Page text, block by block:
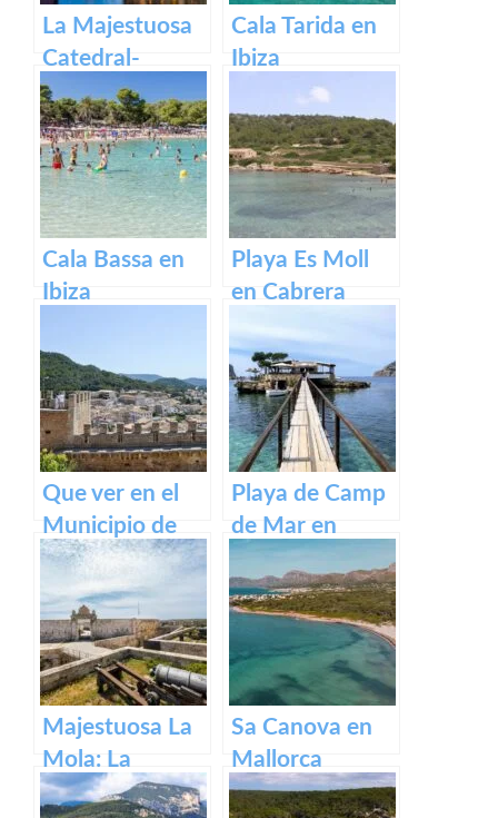
La Majestuosa
Catedral-
Basílica de
Santa María en
Mallorca.
Cala Tarida en
Ibiza
Cala Bassa en
Ibiza
Playa Es Moll
en Cabrera
Que ver en el
Municipio de
Capdepera en
Baleares
Playa de Camp
de Mar en
Mallorca
Majestuosa La
Mola: La
Fortaleza de
Sa Canova en
Mallorca